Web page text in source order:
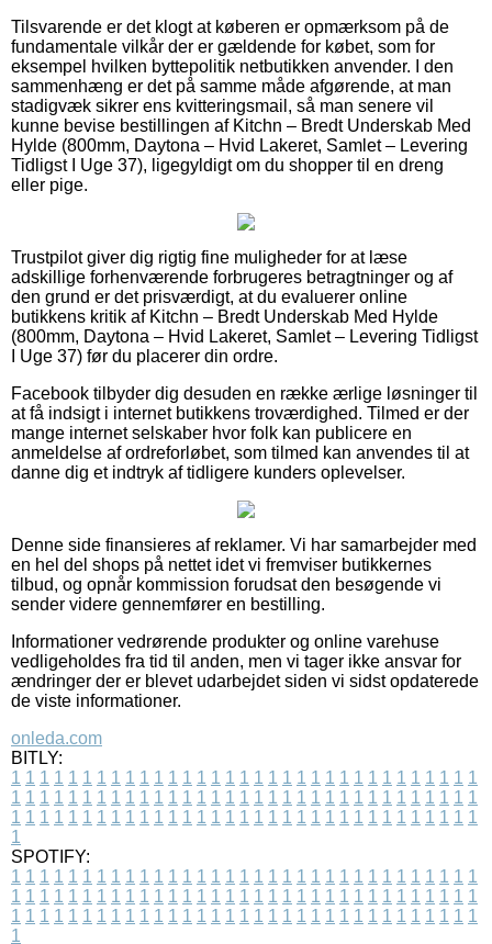
Tilsvarende er det klogt at køberen er opmærksom på de
fundamentale vilkår der er gældende for købet, som for
eksempel hvilken byttepolitik netbutikken anvender. I den
sammenhæng er det på samme måde afgørende, at man
stadigvæk sikrer ens kvitteringsmail, så man senere vil
kunne bevise bestillingen af Kitchn – Bredt Underskab Med
Hylde (800mm, Daytona – Hvid Lakeret, Samlet – Levering
Tidligst I Uge 37), ligegyldigt om du shopper til en dreng
eller pige.
Trustpilot giver dig rigtig fine muligheder for at læse
adskillige forhenværende forbrugeres betragtninger og af
den grund er det prisværdigt, at du evaluerer online
butikkens kritik af Kitchn – Bredt Underskab Med Hylde
(800mm, Daytona – Hvid Lakeret, Samlet – Levering Tidligst
I Uge 37) før du placerer din ordre.
Facebook tilbyder dig desuden en række ærlige løsninger til
at få indsigt i internet butikkens troværdighed. Tilmed er der
mange internet selskaber hvor folk kan publicere en
anmeldelse af ordreforløbet, som tilmed kan anvendes til at
danne dig et indtryk af tidligere kunders oplevelser.
Denne side finansieres af reklamer. Vi har samarbejder med
en hel del shops på nettet idet vi fremviser butikkernes
tilbud, og opnår kommission forudsat den besøgende vi
sender videre gennemfører en bestilling.
Informationer vedrørende produkter og online varehuse
vedligeholdes fra tid til anden, men vi tager ikke ansvar for
ændringer der er blevet udarbejdet siden vi sidst opdaterede
de viste informationer.
onleda.com
BITLY:
1 1 1 1 1 1 1 1 1 1 1 1 1 1 1 1 1 1 1 1 1 1 1 1 1 1 1 1 1 1 1 1 1
1 1 1 1 1 1 1 1 1 1 1 1 1 1 1 1 1 1 1 1 1 1 1 1 1 1 1 1 1 1 1 1 1
1 1 1 1 1 1 1 1 1 1 1 1 1 1 1 1 1 1 1 1 1 1 1 1 1 1 1 1 1 1 1 1 1
1
SPOTIFY:
1 1 1 1 1 1 1 1 1 1 1 1 1 1 1 1 1 1 1 1 1 1 1 1 1 1 1 1 1 1 1 1 1
1 1 1 1 1 1 1 1 1 1 1 1 1 1 1 1 1 1 1 1 1 1 1 1 1 1 1 1 1 1 1 1 1
1 1 1 1 1 1 1 1 1 1 1 1 1 1 1 1 1 1 1 1 1 1 1 1 1 1 1 1 1 1 1 1 1
1